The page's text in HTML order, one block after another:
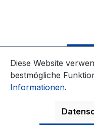
* Alle Preise inkl.
Diese Website
bestmögliche
Informationen.